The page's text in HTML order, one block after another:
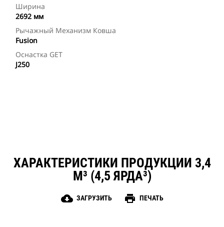
Ширина
2692 мм
Рычажный Механизм Ковша
Fusion
Оснастка GET
J250
ХАРАКТЕРИСТИКИ ПРОДУКЦИИ 3,4
М³ (4,5 ЯРДА³)
cloud_download ЗАГРУЗИТЬ print ПЕЧАТЬ